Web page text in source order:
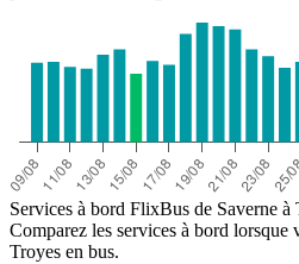
Services à bord FlixBus de Saverne à
Comparez les services à bord lorsque
Troyes en bus.